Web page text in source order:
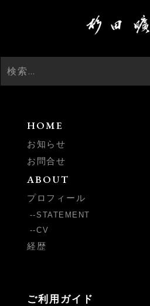
検
索:
HOME
お知らせ
お問合せ
ABOUT
プロフィール
STATEMENT
CV
経歴
ご利用ガイド